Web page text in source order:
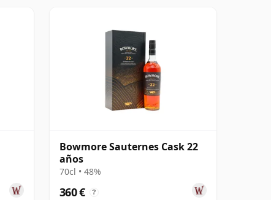
Bowmore Sauternes Cask 22
años
70cl • 48%
360 € ?